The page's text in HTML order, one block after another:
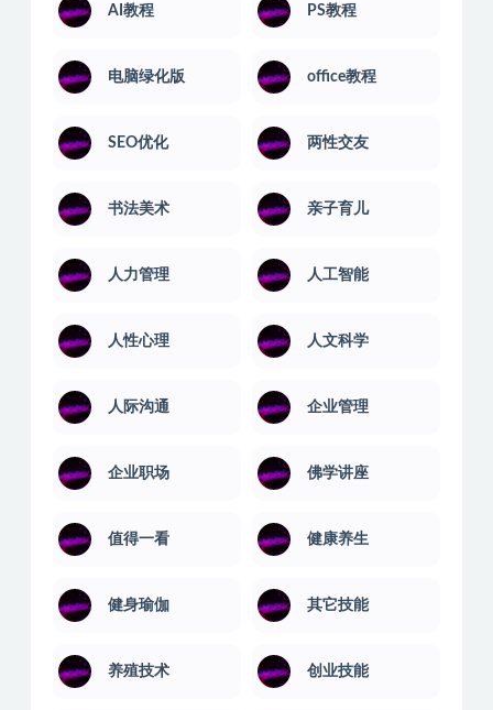
AI教程 PS教程
电脑绿化版 office教程
SEO优化 两性交友
书法美术 亲子育儿
人力管理 人工智能
人性心理 人文科学
人际沟通 企业管理
企业职场 佛学讲座
值得一看 健康养生
健身瑜伽 其它技能
养殖技术 创业技能